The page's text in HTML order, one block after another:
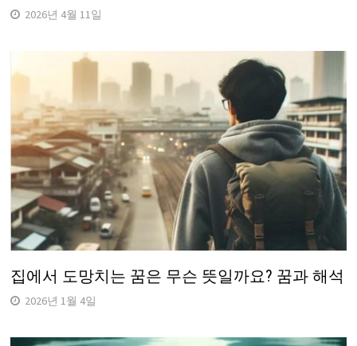
2026년 4월 11일
집에서 도망치는 꿈은 무슨 뜻일까요? 꿈과 해석
2026년 1월 4일